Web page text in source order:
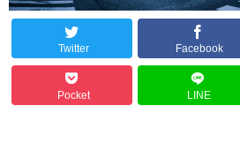
Twitter Facebook
Pocket LINE